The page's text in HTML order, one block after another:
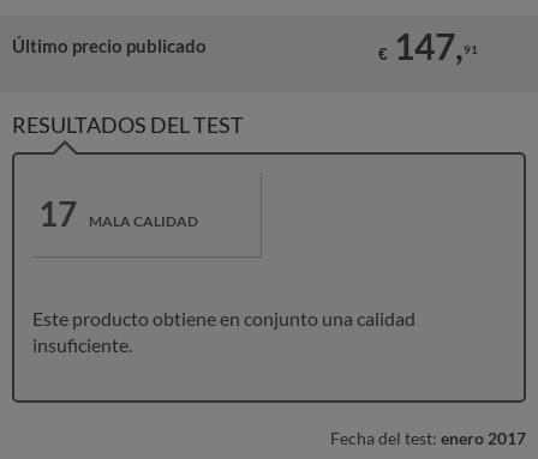
Último precio publicado € 147,91
RESULTADOS DEL TEST
17 MALA CALIDAD
Este producto obtiene en conjunto una calidad
insuficiente.
Fecha del test: enero 2017